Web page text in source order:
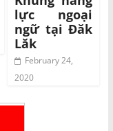
lực ngoại
ngữ tại Đăk
Lăk
February 24,
2020